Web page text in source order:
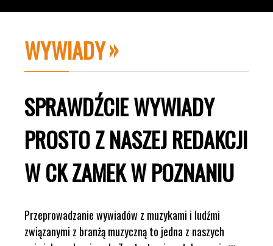
WYWIADY
SPRAWDŹCIE WYWIADY
PROSTO Z NASZEJ REDAKCJI
W CK ZAMEK W POZNANIU
Przeprowadzanie wywiadów z muzykami i ludźmi
związanymi z branżą muzyczną to jedna z naszych